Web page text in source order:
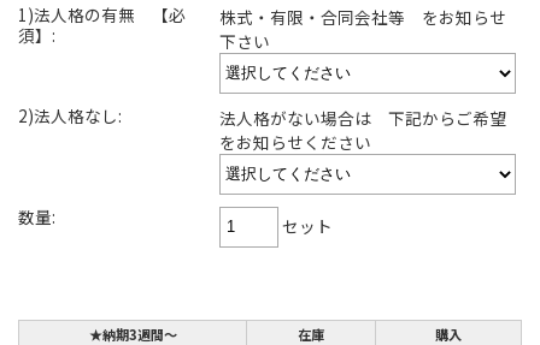
1)法人格の有無 【必
須】:
株式・有限・合同会社等 をお知らせ
下さい
2)法人格なし:
法人格がない場合は 下記からご希望
をお知らせください
数量: セット
★納期3週間～ 在庫 購入